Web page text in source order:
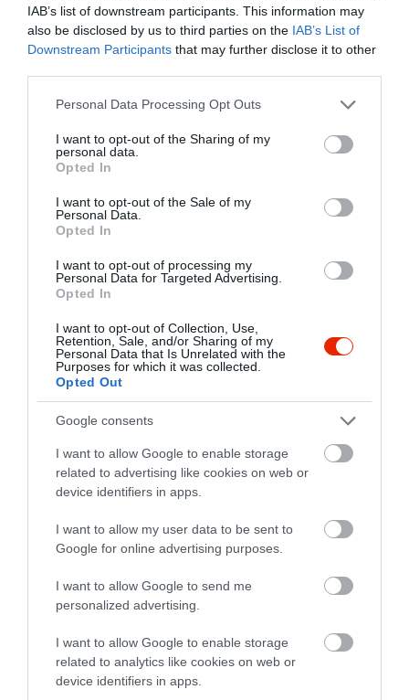
IAB’s list of downstream participants. This information may
also be disclosed by us to third parties on the IAB’s List of
Downstream Participants that may further disclose it to other
Please note that this website/app uses one or more Google
not limited to your visit or usage behaviour. You may click to
grant or deny consent to Google and its third-party tags to
use your data for below specified purposes in below Google
consent section.
Personal Data Processing Opt Outs
I want to opt-out of the Sharing of my
personal data.
Opted In
I want to opt-out of the Sale of my
Personal Data.
Opted In
I want to opt-out of processing my
Personal Data for Targeted Advertising.
Opted In
I want to opt-out of Collection, Use,
Retention, Sale, and/or Sharing of my
Personal Data that Is Unrelated with the
Purposes for which it was collected.
Opted Out
Google consents
I want to allow Google to enable storage
related to advertising like cookies on web or
device identifiers in apps.
I want to allow my user data to be sent to
Google for online advertising purposes.
I want to allow Google to send me
personalized advertising.
I want to allow Google to enable storage
related to analytics like cookies on web or
device identifiers in apps.
Értékelések
4.5
Összesen 2
3 0
Németh László
Sziante naponta járok, a kávé
kiváló, a minőség állandó.
Sokoldalú és jól képzett
személyzet, a kávé iránt